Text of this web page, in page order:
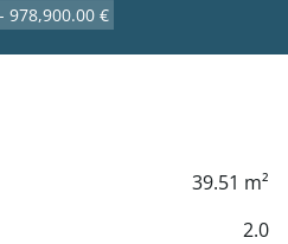
Leben und Arbeiten -
kaufen in 2320
978,900.00 €
39.51 m²
2.0